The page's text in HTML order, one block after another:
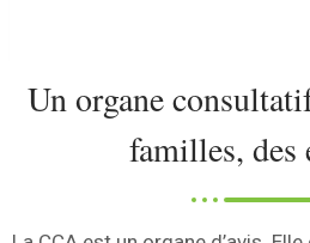
Un organe
familles, des